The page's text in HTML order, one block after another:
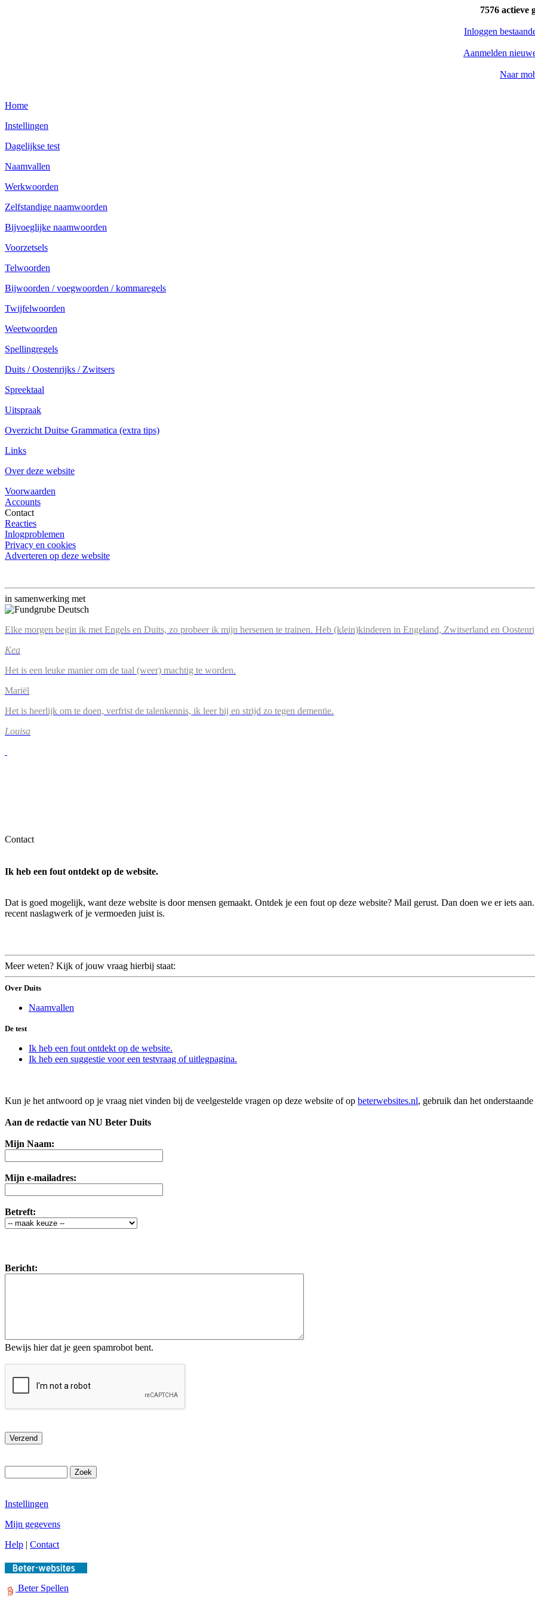
7576 actieve
Inloggen
Aanmelden
Naar
Home
Instellingen
Dagelijkse test
Naamvallen
Werkwoorden
Zelfstandige naamwoorden
Bijvoeglijke naamwoorden
Voorzetsels
Telwoorden
Bijwoorden / voegwoorden / kommaregels
Twijfelwoorden
Weetwoorden
Spellingregels
Duits / Oostenrijks / Zwitsers
Spreektaal
Uitspraak
Overzicht Duitse Grammatica (extra tips)
Links
Over deze website
Voorwaarden
Accounts
Contact
Reacties
Inlogproblemen
Privacy en cookies
Adverteren op deze website
in samenwerking met
Elke morgen begin ik met Engels en Duits, zo probeer ik mijn hersenen te trainen. Heb (klein)kinderen in Engeland, Zwitserland en
Kea
Het is een leuke manier om de taal (weer) machtig te worden.
Mariël
Het is heerlijk om te doen, verfrist de talenkennis, ik leer bij en strijd zo tegen dementie.
Louisa
Contact
Ik heb een fout ontdekt op de website.
Dat is goed mogelijk, want deze website is door mensen gemaakt. Ontdek je een fout op deze website? Mail gerust. Dan doen we er iets
recent naslagwerk of je vermoeden juist is.
Meer weten? Kijk of jouw vraag hierbij staat:
Over Duits
Naamvallen
De test
Ik heb een fout ontdekt op de website.
Ik heb een suggestie voor een testvraag of uitlegpagina.
Kun je het antwoord op je vraag niet vinden bij de veelgestelde vragen op deze website of op beterwebsites.nl, gebruik dan het
Aan de redactie van NU Beter Duits
Mijn Naam:
Mijn e-mailadres:
Betreft:
Bericht:
Bewijs hier dat je geen spamrobot bent.
Instellingen
Mijn gegevens
Help | Contact
Beter Spellen